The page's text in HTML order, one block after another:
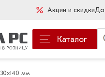
Акции и скидки
Каталог
мм